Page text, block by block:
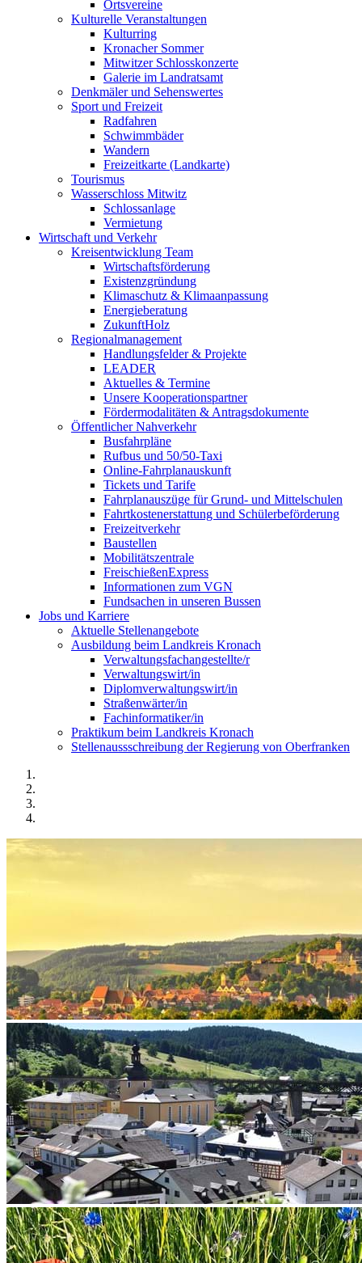
Ortsvereine
Kulturelle Veranstaltungen
Kulturring
Kronacher Sommer
Mitwitzer Schlosskonzerte
Galerie im Landratsamt
Denkmäler und Sehenswertes
Sport und Freizeit
Radfahren
Schwimmbäder
Wandern
Freizeitkarte (Landkarte)
Tourismus
Wasserschloss Mitwitz
Schlossanlage
Vermietung
Wirtschaft und Verkehr
Kreisentwicklung Team
Wirtschaftsförderung
Existenzgründung
Klimaschutz & Klimaanpassung
Energieberatung
ZukunftHolz
Regionalmanagement
Handlungsfelder & Projekte
LEADER
Aktuelles & Termine
Unsere Kooperationspartner
Fördermodalitäten & Antragsdokumente
Öffentlicher Nahverkehr
Busfahrpläne
Rufbus und 50/50-Taxi
Online-Fahrplanauskunft
Tickets und Tarife
Fahrplanauszüge für Grund- und Mittelschulen
Fahrtkostenerstattung und Schülerbeförderung
Freizeitverkehr
Baustellen
Mobilitätszentrale
FreischießenExpress
Informationen zum VGN
Fundsachen in unseren Bussen
Jobs und Karriere
Aktuelle Stellenangebote
Ausbildung beim Landkreis Kronach
Verwaltungsfachangestellte/r
Verwaltungswirt/in
Diplomverwaltungswirt/in
Straßenwärter/in
Fachinformatiker/in
Praktikum beim Landkreis Kronach
Stellenaussschreibung der Regierung von Oberfranken